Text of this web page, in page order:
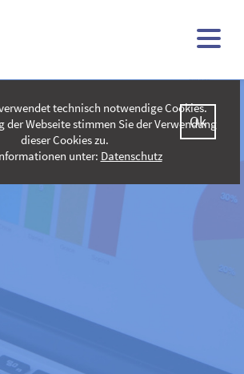
technisch notwendige Cookies.
der Webseite stimmen Sie der Verwendung
dieser Cookies zu.
unter: Datenschutz
Ok